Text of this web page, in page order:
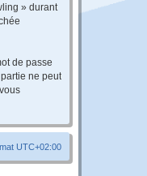
» durant
de passe
ne peut
UTC+02:00